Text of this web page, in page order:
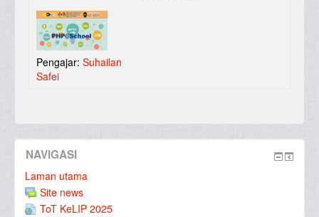
Pengajar: Suhailan
Safei
NAVIGASI
Laman utama
Site news
ToT KeLIP 2025